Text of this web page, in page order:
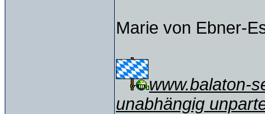
Marie von Ebner-
www.balaton-
unabhängig